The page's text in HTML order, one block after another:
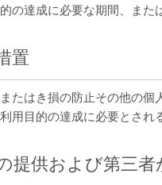
の達成に必要な期間、また
置
たはき損の防止その他の
用目的の達成に必要とされ
提供および第三